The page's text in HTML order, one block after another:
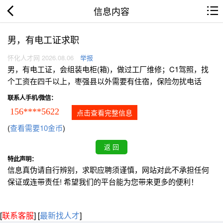
信息内容
男，有电工证求职
怀化人才网 2026.08.06 举报
男，有电工证，会组装电柜(箱)，做过工厂维修；C1驾照，找
个工资在四千以上，枣强县以外需要有住宿，保险勿扰电话
联系人手机/微信：
156****5622 点击查看完整信息
(查看需要10金币)
特此声明：
信息真伪请自行辨别，求职应聘须谨慎，网站对此不承担任何
保证或连带责任! 希望我们的平台能为您带来更多的便利！
[联系客服] [最新找人才]